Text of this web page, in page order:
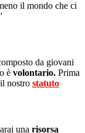
il mondo che ci
da giovani
è volontario. Prima
nostro statuto
una risorsa